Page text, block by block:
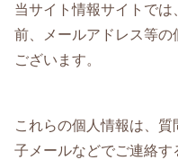
当サイト情報サイトで
前、メールアドレス等
ございます。
これらの個人情報は、
子メールなどでご連絡